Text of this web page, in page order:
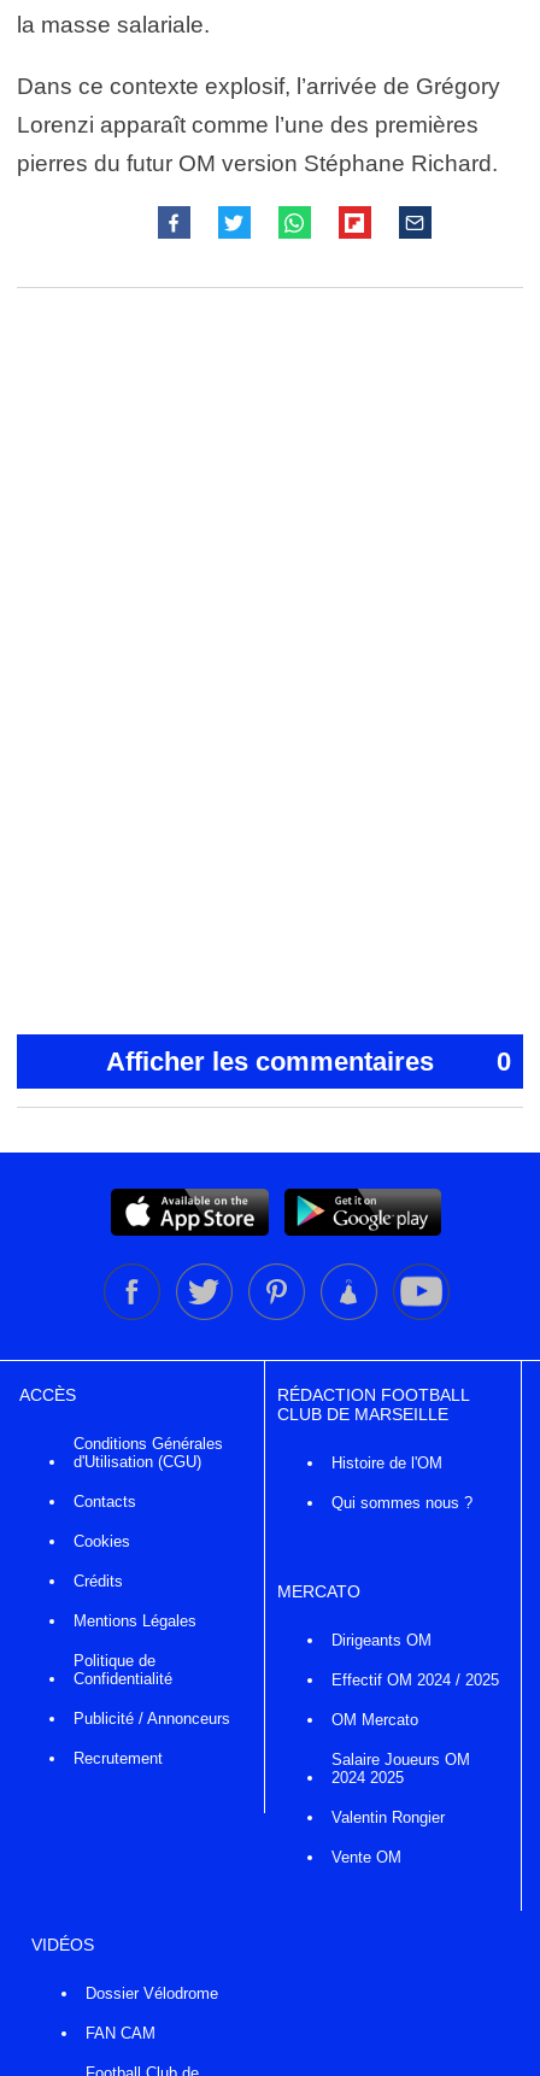
la masse salariale.
Dans ce contexte explosif, l’arrivée de Grégory
Lorenzi apparaît comme l’une des premières
pierres du futur OM version Stéphane Richard.
Afficher les commentaires 0
ACCÈS
Conditions Générales
d'Utilisation (CGU)
Contacts
Cookies
Crédits
Mentions Légales
Politique de
Confidentialité
Publicité / Annonceurs
Recrutement
RÉDACTION FOOTBALL
CLUB DE MARSEILLE
Histoire de l'OM
Qui sommes nous ?
MERCATO
Dirigeants OM
Effectif OM 2024 / 2025
OM Mercato
Salaire Joueurs OM
2024 2025
Valentin Rongier
Vente OM
VIDÉOS
Dossier Vélodrome
FAN CAM